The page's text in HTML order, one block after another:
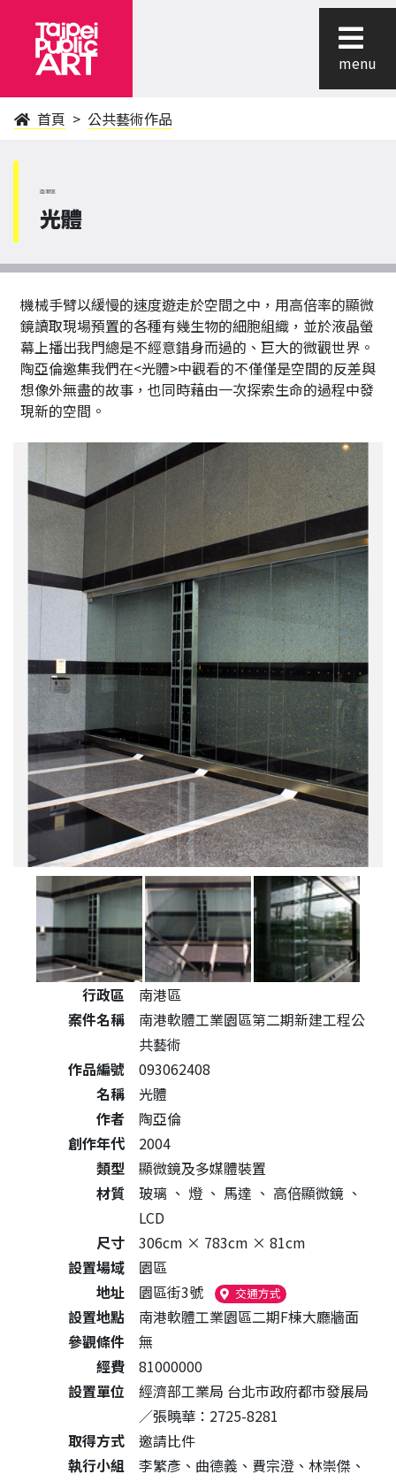
menu
首頁 公共藝術作品
南港區
光體
機械手臂以緩慢的速度遊走於空間之中，用高倍率的顯微
鏡讀取現場預置的各種有幾生物的細胞組織，並於液晶螢
幕上播出我門總是不經意錯身而過的、巨大的微觀世界。
陶亞倫邀集我們在<光體>中觀看的不僅僅是空間的反差與
想像外無盡的故事，也同時藉由一次探索生命的過程中發
現新的空間。
公共藝術作品詳細資料
行政區
南港區
案件名稱
南港軟體工業園區第二期新建工程公
共藝術
作品編號
093062408
名稱
光體
作者
陶亞倫
創作年代
2004
類型
顯微鏡及多媒體裝置
材質
玻璃 、 燈 、 馬達 、 高倍顯微鏡 、
LCD
尺寸
306cm × 783cm × 81cm
設置場域
園區
地址
園區街3號 交通方式（另開新視窗）
設置地點
南港軟體工業園區二期F棟大廳牆面
參觀條件
無
經費
81000000
設置單位
經濟部工業局 台北市政府都市發展局
／張曉華：2725-8281
取得方式
邀請比件
執行小組
李繁彥、曲德義、費宗澄、林崇傑、